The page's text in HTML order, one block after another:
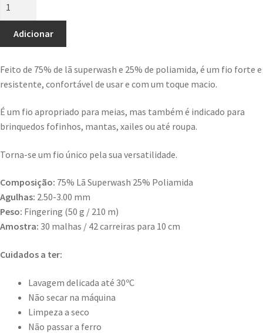
Adicionar
Feito de 75% de lã superwash e 25% de poliamida, é um fio forte e
resistente, confortável de usar e com um toque macio.
É um fio apropriado para meias, mas também é indicado para
brinquedos fofinhos, mantas, xailes ou até roupa.
Torna-se um fio único pela sua versatilidade.
Composição: 75% Lã Superwash 25% Poliamida
Agulhas: 2.50-3.00 mm
Peso: Fingering (50 g / 210 m)
Amostra: 30 malhas / 42 carreiras para 10 cm
Cuidados a ter:
Lavagem delicada até 30ºC
Não secar na máquina
Limpeza a seco
Não passar a ferro